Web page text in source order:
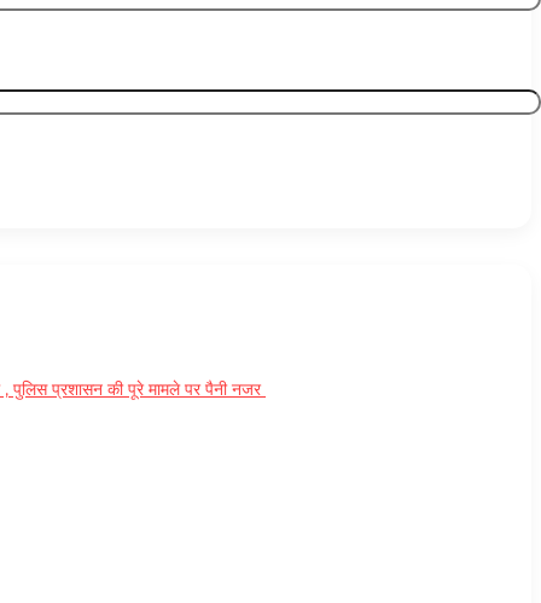
, पुलिस प्रशासन की पूरे मामले पर पैनी नजर